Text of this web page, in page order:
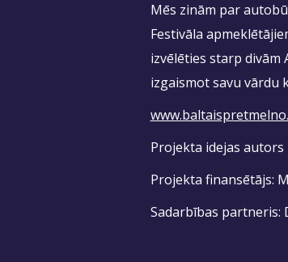
Mēs zinām par
Festivāla
izvēlēties starp divām
izgaismot savu vārdu
Projekta idejas autors
Projekta finansētājs:
Sadarbības partneris: